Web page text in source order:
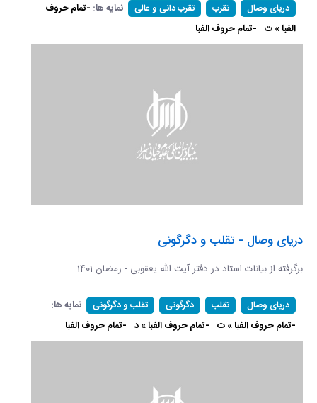
دریای وصال تقرب تقرب دانی و عالی نمایه ها: -تمام حروف
الفبا » ت -تمام حروف الفبا
دریای وصال - تقلب و دگرگونی
برگرفته از بیانات استاد در دفتر آیت الله یعقوبی - رمضان 1401
دریای وصال تقلب دگرگونی تقلب و دگرگونی
نمایه ها:
-تمام حروف الفبا » ت -تمام حروف الفبا » د -تمام حروف الفبا